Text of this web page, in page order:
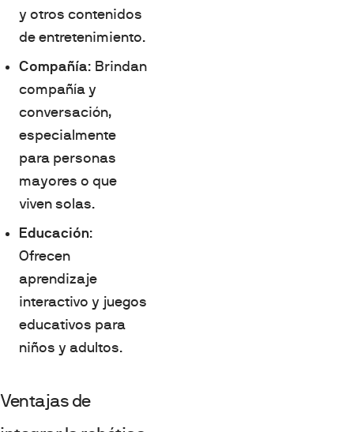
y otros contenidos
de entretenimiento.
Compañía: Brindan
compañía y
conversación,
especialmente
para personas
mayores o que
viven solas.
Educación:
Ofrecen
aprendizaje
interactivo y juegos
educativos para
niños y adultos.
Ventajas de